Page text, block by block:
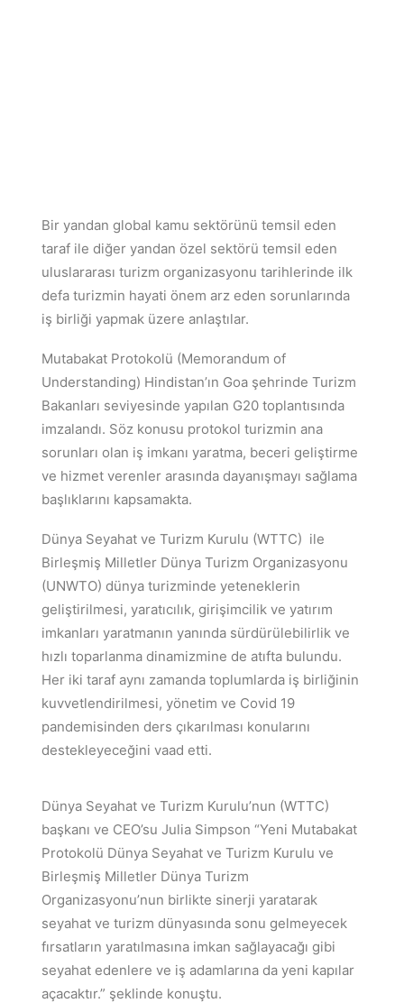
Bir yandan global kamu sektörünü temsil eden
taraf ile diğer yandan özel sektörü temsil eden
uluslararası turizm organizasyonu tarihlerinde ilk
defa turizmin hayati önem arz eden sorunlarında
iş birliği yapmak üzere anlaştılar.
Mutabakat Protokolü (Memorandum of
Understanding) Hindistan’ın Goa şehrinde Turizm
Bakanları seviyesinde yapılan G20 toplantısında
imzalandı. Söz konusu protokol turizmin ana
sorunları olan iş imkanı yaratma, beceri geliştirme
ve hizmet verenler arasında dayanışmayı sağlama
başlıklarını kapsamakta.
Dünya Seyahat ve Turizm Kurulu (WTTC) ile
Birleşmiş Milletler Dünya Turizm Organizasyonu
(UNWTO) dünya turizminde yeteneklerin
geliştirilmesi, yaratıcılık, girişimcilik ve yatırım
imkanları yaratmanın yanında sürdürülebilirlik ve
hızlı toparlanma dinamizmine de atıfta bulundu.
Her iki taraf aynı zamanda toplumlarda iş birliğinin
kuvvetlendirilmesi, yönetim ve Covid 19
pandemisinden ders çıkarılması konularını
destekleyeceğini vaad etti.
Dünya Seyahat ve Turizm Kurulu’nun (WTTC)
başkanı ve CEO’su Julia Simpson “Yeni Mutabakat
Protokolü Dünya Seyahat ve Turizm Kurulu ve
Birleşmiş Milletler Dünya Turizm
Organizasyonu’nun birlikte sinerji yaratarak
seyahat ve turizm dünyasında sonu gelmeyecek
fırsatların yaratılmasına imkan sağlayacağı gibi
seyahat edenlere ve iş adamlarına da yeni kapılar
açacaktır.” şeklinde konuştu.